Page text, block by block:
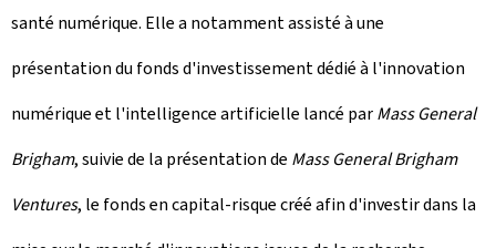
santé numérique. Elle a notamment assisté à une
présentation du fonds d'investissement dédié à l'innovation
numérique et l'intelligence artificielle lancé parMass General
Brigham, suivie de la présentation de Mass General Brigham
Ventures, le fonds en capital-risque créé afin d'investir dans la